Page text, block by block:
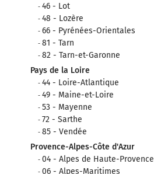
46 - Lot
48 - Lozère
66 - Pyrénées-Orientales
81 - Tarn
82 - Tarn-et-Garonne
Pays de la Loire
44 - Loire-Atlantique
49 - Maine-et-Loire
53 - Mayenne
72 - Sarthe
85 - Vendée
Provence-Alpes-Côte d'Azur
04 - Alpes de Haute-Provence
06 - Alpes-Maritimes